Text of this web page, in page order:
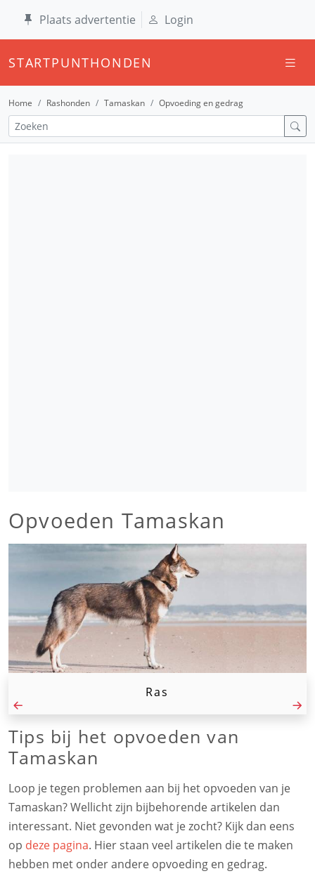
Plaats advertentie Login
STARTPUNTHONDEN
Home Rashonden Tamaskan Opvoeding en gedrag
Opvoeden Tamaskan
Ras
Tips bij het opvoeden van
Tamaskan
Loop je tegen problemen aan bij het opvoeden van je
Tamaskan? Wellicht zijn bijbehorende artikelen dan
interessant. Niet gevonden wat je zocht? Kijk dan eens
op deze pagina. Hier staan veel artikelen die te maken
hebben met onder andere opvoeding en gedrag.